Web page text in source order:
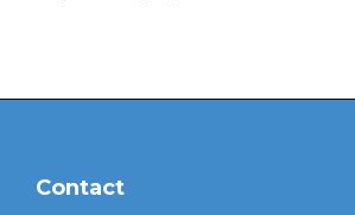
Contact